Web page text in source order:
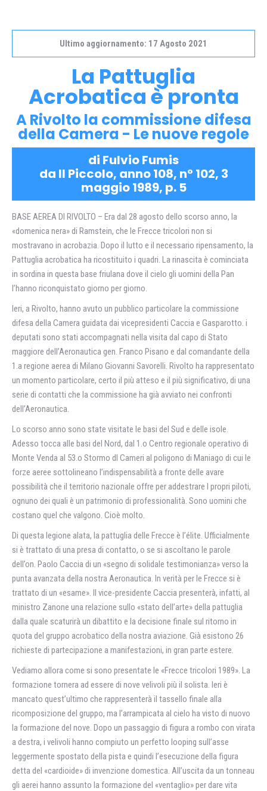
Ultimo aggiornamento: 17 Agosto 2021
La Pattuglia
Acrobatica è pronta
A Rivolto la commissione difesa
della Camera - Le nuove regole
di Fulvio Fumis
da Il Piccolo, anno 108, n° 102, 3
maggio 1989, p. 5
BASE AEREA DI RIVOLTO – Era dal 28 agosto dello scorso anno, la
«domenica nera» di Ramstein, che le Frecce tricolori non si
mostravano in acrobazia. Dopo il lutto e il necessario ripensamento, la
Pattuglia acrobatica ha ricostituito i quadri. La rinascita è cominciata
in sordina in questa base friulana dove il cielo gli uomini della Pan
l’hanno riconquistato giorno per giorno.
Ieri, a Rivolto, hanno avuto un pubblico particolare la commissione
difesa della Camera guidata dai vicepresidenti Caccia e Gasparotto. i
deputati sono stati accompagnati nella visita dal capo di Stato
maggiore dell’Aeronautica gen. Franco Pisano e dal comandante della
1.a regione aerea di Milano Giovanni Savorelli. Rivolto ha rappresentato
un momento particolare, certo il più atteso e il più significativo, di una
serie di contatti che la commissione ha già avviato nei confronti
dell’Aeronautica.
Lo scorso anno sono state visitate le basi del Sud e delle isole.
Adesso tocca alle basi del Nord, dal 1.o Centro regionale operativo di
Monte Venda al 53.o Stormo dl Cameri al poligono di Maniago di cui le
forze aeree sottolineano l’indispensabilità a fronte delle avare
possibilità che il territorio nazionale offre per addestrare I propri piloti,
ognuno dei quali è un patrimonio di professionalità. Sono uomini che
costano quel che valgono. Cioè molto.
Di questa legione alata, la pattuglia delle Frecce è l’élite. Ufficialmente
si è trattato di una presa di contatto, o se si ascoltano le parole
dell’on. Paolo Caccia di un «segno di solidale testimonianza» verso la
punta avanzata della nostra Aeronautica. In verità per le Frecce si è
trattato di un «esame». Il vice-presidente Caccia presenterà, infatti, al
ministro Zanone una relazione sullo «stato dell’arte» della pattuglia
dalla quale scaturirà un dibattito e la decisione finale sul ritorno in
quota del gruppo acrobatico della nostra aviazione. Già esistono 26
richieste di partecipazione a manifestazioni, in gran parte estere.
Vediamo allora come si sono presentate le «Frecce tricolori 1989». La
formazione tornera ad essere di nove velivoli più il solista. Ieri è
mancato quest’ultimo che rappresenterà il tassello finale alla
ricomposizione del gruppo, ma l’arrampicata al cielo ha visto di nuovo
la formazione del nove. Dopo un passaggio di figura a rombo con virata
a destra, i velivoli hanno compiuto un perfetto looping sull’asse
leggermente spostato della pista e quindi l’esecuzione della figura
detta del «cardioide» di invenzione domestica. All’uscita da un tonneau
gli aerei hanno assunto la formazione del «ventaglio» per dare vita